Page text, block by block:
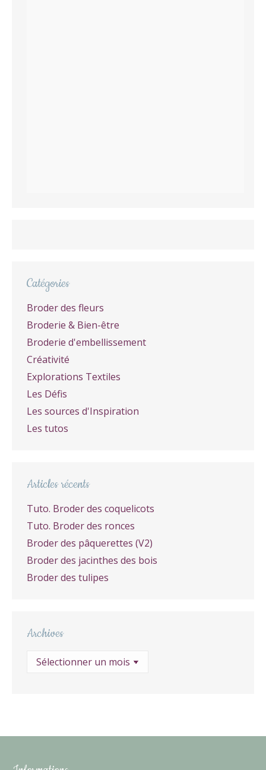
Catégories
Broder des fleurs
Broderie & Bien-être
Broderie d'embellissement
Créativité
Explorations Textiles
Les Défis
Les sources d'Inspiration
Les tutos
Articles récents
Tuto. Broder des coquelicots
Tuto. Broder des ronces
Broder des pâquerettes (V2)
Broder des jacinthes des bois
Broder des tulipes
Archives
Archives